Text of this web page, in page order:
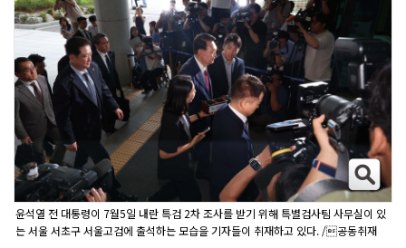
윤석열 전 대통령이 7월5일 내란 특검 2차 조사를 받기 위해 특별검사팀 사무실이 있
는 서울 서초구 서울고검에 출석하는 모습을 기자들이 취재하고 있다. /공동취재